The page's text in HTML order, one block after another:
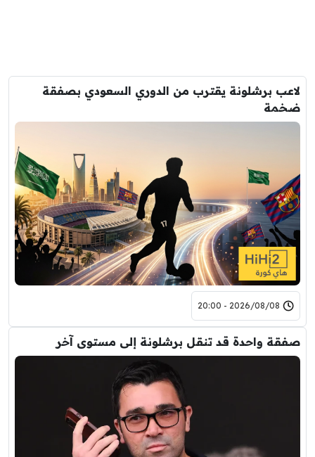
لاعب برشلونة يقترب من الدوري السعودي بصفقة
ضخمة
2026/08/08 - 20:00
صفقة واحدة قد تنقل برشلونة إلى مستوى آخر